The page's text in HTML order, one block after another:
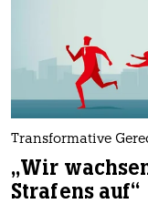
Transformative
„Wir
Strafens auf“